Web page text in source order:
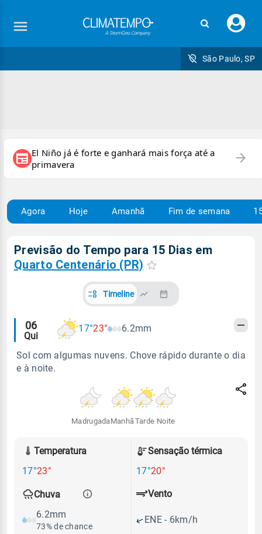
seu
São Paulo, SP
newspaper El Niño já é forte e ganhará mais força até a
primavera
arrow_forward
Agora Hoje Amanhã Fim de semana
Previsão do Tempo para 15 Dias em
Quarto Centenário (PR)
Timeline
Alertas
meteorológicos
06
Qui
17°23° 6.2mm
Sol com algumas nuvens. Chove rápido durante o dia
e à noite.
Madrugada Manhã Tarde Noite
Temperatura
17°23°
Sensação térmica
17°20°
Chuva
6.2mm
73% de chance
Vento
ENE - 6km/h